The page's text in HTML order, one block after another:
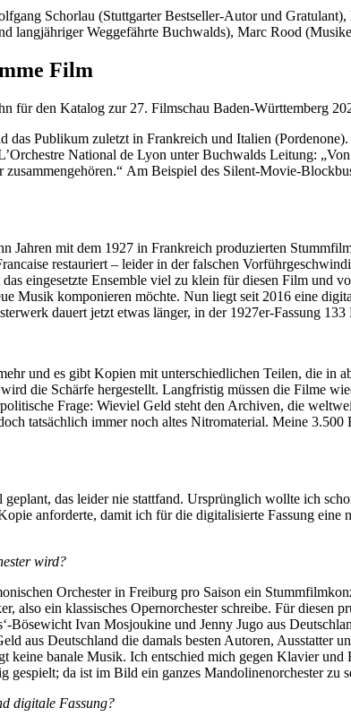
Schorlau (Stuttgarter Bestseller-Autor und
langjähriger Weggefährte Buchwalds), Marc Rood
Film
für den Katalog zur 27. Filmschau Baden-Württemberg
Publikum zuletzt in Frankreich und Italien
National de Lyon unter Buchwalds Leitung:
Am Beispiel des Silent-Movie-
Jahren mit dem 1927 in Frankreich produzierten
restauriert – leider in der falschen
eingesetzte Ensemble viel zu klein für diesen Film und
Musik komponieren möchte. Nun liegt seit 2016 eine
dauert jetzt etwas länger, in der 1927er-Fassung
und es gibt Kopien mit unterschiedlichen Teilen, die in
die Schärfe hergestellt. Langfristig müssen die Filme
Frage: Wieviel Geld steht den Archiven, die
tatsächlich immer noch altes Nitromaterial. Meine
das leider nie stattfand. Ursprünglich wollte ich
anforderte, damit ich für die digitalisierte Fassung
wird?
Orchester in Freiburg pro Saison ein
also ein klassisches Opernorchester schreibe. Für
Bösewicht Ivan Mosjoukine und Jenny Jugo aus
aus Deutschland die damals besten Autoren,
keine banale Musik. Ich entschied mich gegen Klavier
da ist im Bild ein ganzes Mandolinenorchester zu
digitale Fassung?